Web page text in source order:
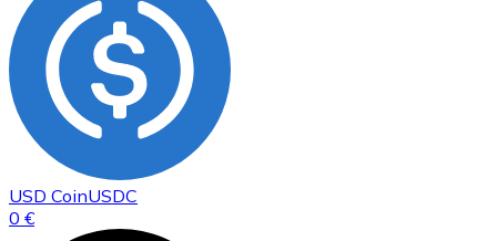
USD CoinUSDC
0 €